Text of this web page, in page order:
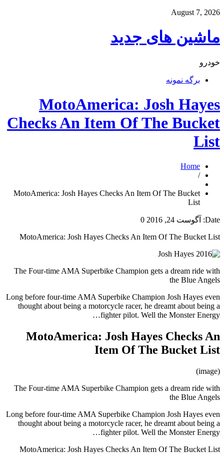
August 7, 2026
ماشین های جدید
خودرو
برگه نمونه
MotoAmerica: Josh Hayes
Checks An Item Of The Bucket
List
Home
/
MotoAmerica: Josh Hayes Checks An Item Of The Bucket
List
Date: آگوست 24, 2016
0
MotoAmerica: Josh Hayes Checks An Item Of The Bucket List
The Four-time AMA Superbike Champion gets a dream ride with
the Blue Angels
Long before four-time AMA Superbike Champion Josh Hayes even
thought about being a motorcycle racer, he dreamt about being a
fighter pilot. Well the Monster Energy…
MotoAmerica: Josh Hayes Checks An
Item Of The Bucket List
(image)
The Four-time AMA Superbike Champion gets a dream ride with
the Blue Angels
Long before four-time AMA Superbike Champion Josh Hayes even
thought about being a motorcycle racer, he dreamt about being a
fighter pilot. Well the Monster Energy…
MotoAmerica: Josh Hayes Checks An Item Of The Bucket List